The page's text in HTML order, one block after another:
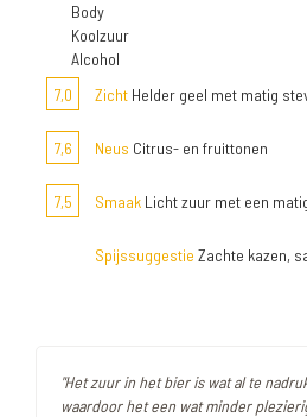
Body
Koolzuur
Alcohol
7,0
Zicht Helder geel met matig
7,6 Neus Citrus- en fruittonen
7,5 Smaak Licht zuur met een
Spijssuggestie Zachte kazen,
"Het zuur in het bier is wat al te
waardoor het een wat minder